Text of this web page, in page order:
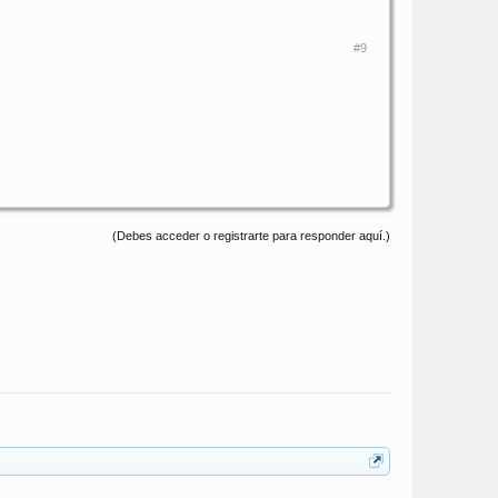
#9
(Debes acceder o registrarte para responder aquí.)